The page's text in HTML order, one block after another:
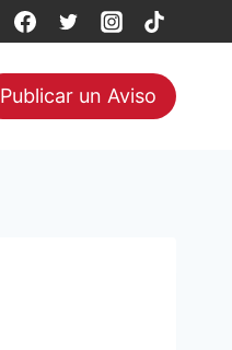
Publicar un Aviso